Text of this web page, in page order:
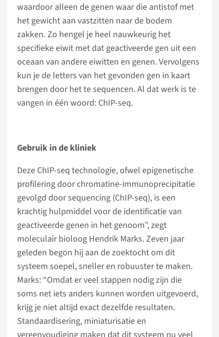
waardoor alleen de genen waar die antistof met
het gewicht aan vastzitten naar de bodem
zakken. Zo hengel je heel nauwkeurig het
specifieke eiwit met dat geactiveerde gen uit een
oceaan van andere eiwitten en genen. Vervolgens
kun je de letters van het gevonden gen in kaart
brengen door het te sequencen. Al dat werk is te
vangen in één woord: ChIP-seq.
Gebruik in de kliniek
Deze ChIP-seq technologie, ofwel epigenetische
profilering door chromatine-immunoprecipitatie
gevolgd door sequencing (ChIP-seq), is een
krachtig hulpmiddel voor de identificatie van
geactiveerde genen in het genoom”, zegt
moleculair bioloog Hendrik Marks. Zeven jaar
geleden begon hij aan de zoektocht om dit
systeem soepel, sneller en robuuster te maken.
Marks: “Omdat er veel stappen nodig zijn die
soms net iets anders kunnen worden uitgevoerd,
krijg je niet altijd exact dezelfde resultaten.
Standaardisering, miniaturisatie en